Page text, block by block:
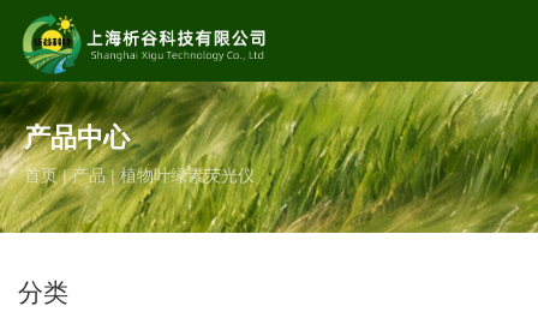
专业的生态、农业、环境科研仪器制造服务商
服务热线
13062806842（微信同号） 13166155501
邮箱
产品中心
首页|产品 | 植物叶绿素荧光仪
分类